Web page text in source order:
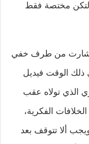
لتكن مختصة فقط
أشارت من طرف خفي
الوقت فيديل
الذي تولاه عقب
الفكرية،
ألا تتوقف بعد